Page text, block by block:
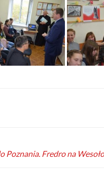
Poznania. Fredro na